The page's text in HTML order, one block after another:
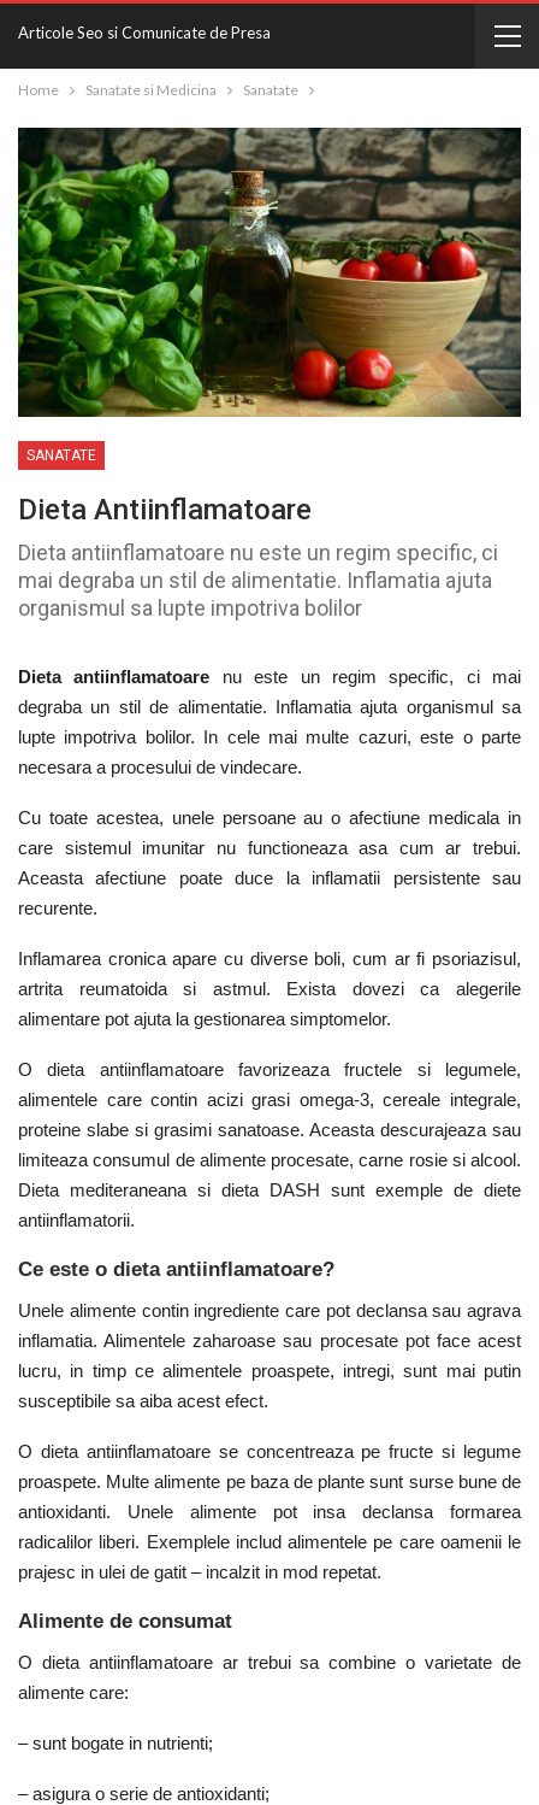
Articole Seo si Comunicate de Presa
Home Sanatate si Medicina Sanatate
SANATATE
Dieta Antiinflamatoare
Dieta antiinflamatoare nu este un regim specific, ci
mai degraba un stil de alimentatie. Inflamatia ajuta
organismul sa lupte impotriva bolilor
Dieta antiinflamatoare nu este un regim specific, ci mai
degraba un stil de alimentatie. Inflamatia ajuta organismul sa
lupte impotriva bolilor. In cele mai multe cazuri, este o parte
necesara a procesului de vindecare.
Cu toate acestea, unele persoane au o afectiune medicala in
care sistemul imunitar nu functioneaza asa cum ar trebui.
Aceasta afectiune poate duce la inflamatii persistente sau
recurente.
Inflamarea cronica apare cu diverse boli, cum ar fi psoriazisul,
artrita reumatoida si astmul. Exista dovezi ca alegerile
alimentare pot ajuta la gestionarea simptomelor.
O dieta antiinflamatoare favorizeaza fructele si legumele,
alimentele care contin acizi grasi omega-3, cereale integrale,
proteine ​​slabe si grasimi sanatoase. Aceasta descurajeaza sau
limiteaza consumul de alimente procesate, carne rosie si alcool.
Dieta mediteraneana si dieta DASH sunt exemple de diete
antiinflamatorii.
Ce este o dieta antiinflamatoare?
Unele alimente contin ingrediente care pot declansa sau agrava
inflamatia. Alimentele zaharoase sau procesate pot face acest
lucru, in timp ce alimentele proaspete, intregi, sunt mai putin
susceptibile sa aiba acest efect.
O dieta antiinflamatoare se concentreaza pe fructe si legume
proaspete. Multe alimente pe baza de plante sunt surse bune de
antioxidanti. Unele alimente pot insa declansa formarea
radicalilor liberi. Exemplele includ alimentele pe care oamenii le
prajesc in ulei de gatit – incalzit in mod repetat.
Alimente de consumat
O dieta antiinflamatoare ar trebui sa combine o varietate de
alimente care:
– sunt bogate in nutrienti;
– asigura o serie de antioxidanti;